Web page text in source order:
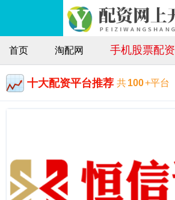
首页 淘配网 手机股票配资
十大配资平台推荐 共100+平台